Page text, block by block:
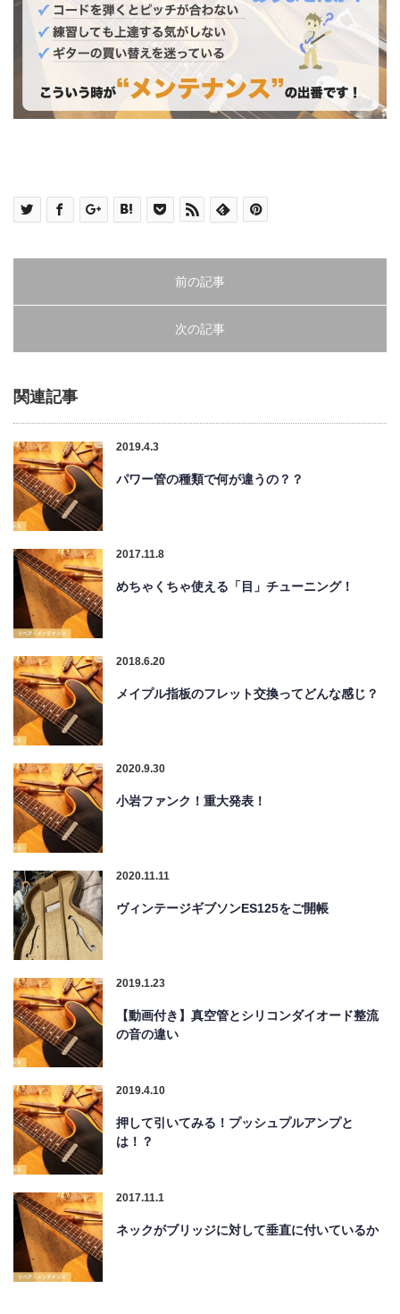
前の記事
次の記事
関連記事
2019.4.3
パワー管の種類で何が違うの？？
2017.11.8
めちゃくちゃ使える「目」チューニング！
2018.6.20
メイプル指板のフレット交換ってどんな感じ？
2020.9.30
小岩ファンク！重大発表！
2020.11.11
ヴィンテージギブソンES125をご開帳
2019.1.23
【動画付き】真空管とシリコンダイオード整流
の音の違い
2019.4.10
押して引いてみる！プッシュプルアンプと
は！？
2017.11.1
ネックがブリッジに対して垂直に付いているか